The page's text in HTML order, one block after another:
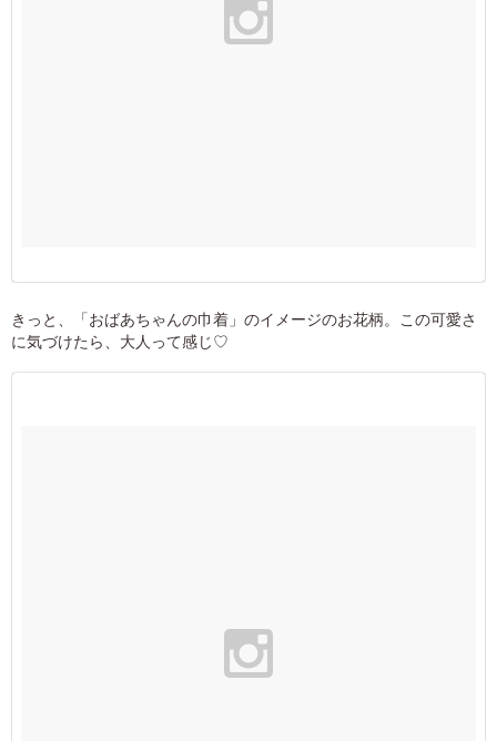
きっと、「おばあちゃんの巾着」のイメージのお花柄。この可愛さ
に気づけたら、大人って感じ♡